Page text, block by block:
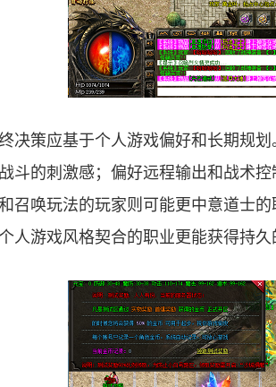
决策应基于个人游戏偏好和长期规
斗的刺激感；偏好远程输出和战术
召唤玩法的玩家则可能更中意道士
人游戏风格契合的职业更能获得持久